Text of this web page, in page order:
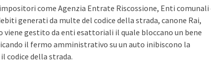
come Agenzia Entrate Riscossione, Enti comunali
generati da multe del codice della strada, canone Rai,
viene gestito da enti esattoriali il quale bloccano un bene
il fermo amministrativo su un auto inibiscono la
codice della strada.